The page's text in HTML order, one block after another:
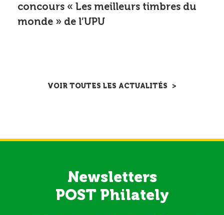
concours « Les meilleurs timbres du
monde » de l’UPU
VOIR TOUTES LES ACTUALITÉS
Newsletters
POST Philately